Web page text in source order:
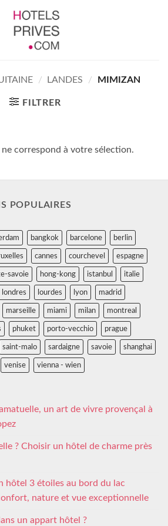
/ LANDES / MIMIZAN
FILTRER
correspond à votre sélection.
POPULAIRES
bangkok barcelone berlin
cannes courchevel espagne
savoie hong-kong istanbul italie
londres lourdes lyon madrid
marseille miami milan montreal
phuket porto-vecchio prague
saint-malo sardaigne savoie shanghai
venise vienna - wien
un art de vivre provençal à
? Choisir un hôtel de charme près
hôtel 3 étoiles au bord du lac
nature et vue exceptionnelle
un appart hôtel ?